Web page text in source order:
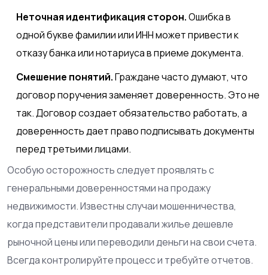
Неточная идентификация сторон.Ошибка в
одной букве фамилии или ИНН может привести к
отказу банка или нотариуса в приеме документа.
Смешение понятий.Граждане часто думают, что
договор поручения заменяет доверенность. Это не
так. Договор создает обязательство работать, а
доверенность дает право подписывать документы
перед третьими лицами.
Особую осторожность следует проявлять с
генеральными доверенностями на продажу
недвижимости. Известны случаи мошенничества,
когда представители продавали жилье дешевле
рыночной цены или переводили деньги на свои счета.
Всегда контролируйте процесс и требуйте отчетов.